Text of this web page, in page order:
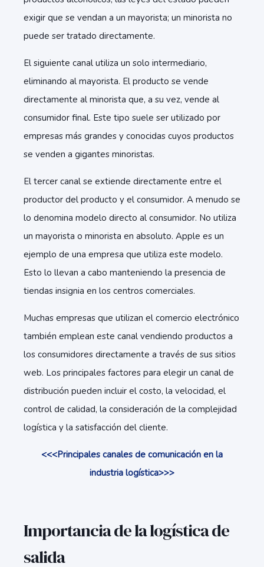
exigir que se vendan a un mayorista; un minorista no
puede ser tratado directamente.
El siguiente canal utiliza un solo intermediario,
eliminando al mayorista. El producto se vende
directamente al minorista que, a su vez, vende al
consumidor final. Este tipo suele ser utilizado por
empresas más grandes y conocidas cuyos productos
se venden a gigantes minoristas.
El tercer canal se extiende directamente entre el
productor del producto y el consumidor. A menudo se
lo denomina modelo directo al consumidor. No utiliza
un mayorista o minorista en absoluto. Apple es un
ejemplo de una empresa que utiliza este modelo.
Esto lo llevan a cabo manteniendo la presencia de
tiendas insignia en los centros comerciales.
Muchas empresas que utilizan el comercio electrónico
también emplean este canal vendiendo productos a
los consumidores directamente a través de sus sitios
web. Los principales factores para elegir un canal de
distribución pueden incluir el costo, la velocidad, el
control de calidad, la consideración de la complejidad
logística y la satisfacción del cliente.
<<<Principales canales de comunicación en la
industria logística>>>
Importancia de la logística de
salida